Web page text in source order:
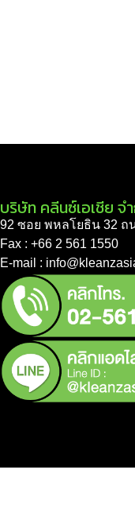
บริษัท คลีนซ์เอเชีย จ
92 ซอย พหลโยธิน 32 ถ
Fax : +66 2 561 1550
E-mail :